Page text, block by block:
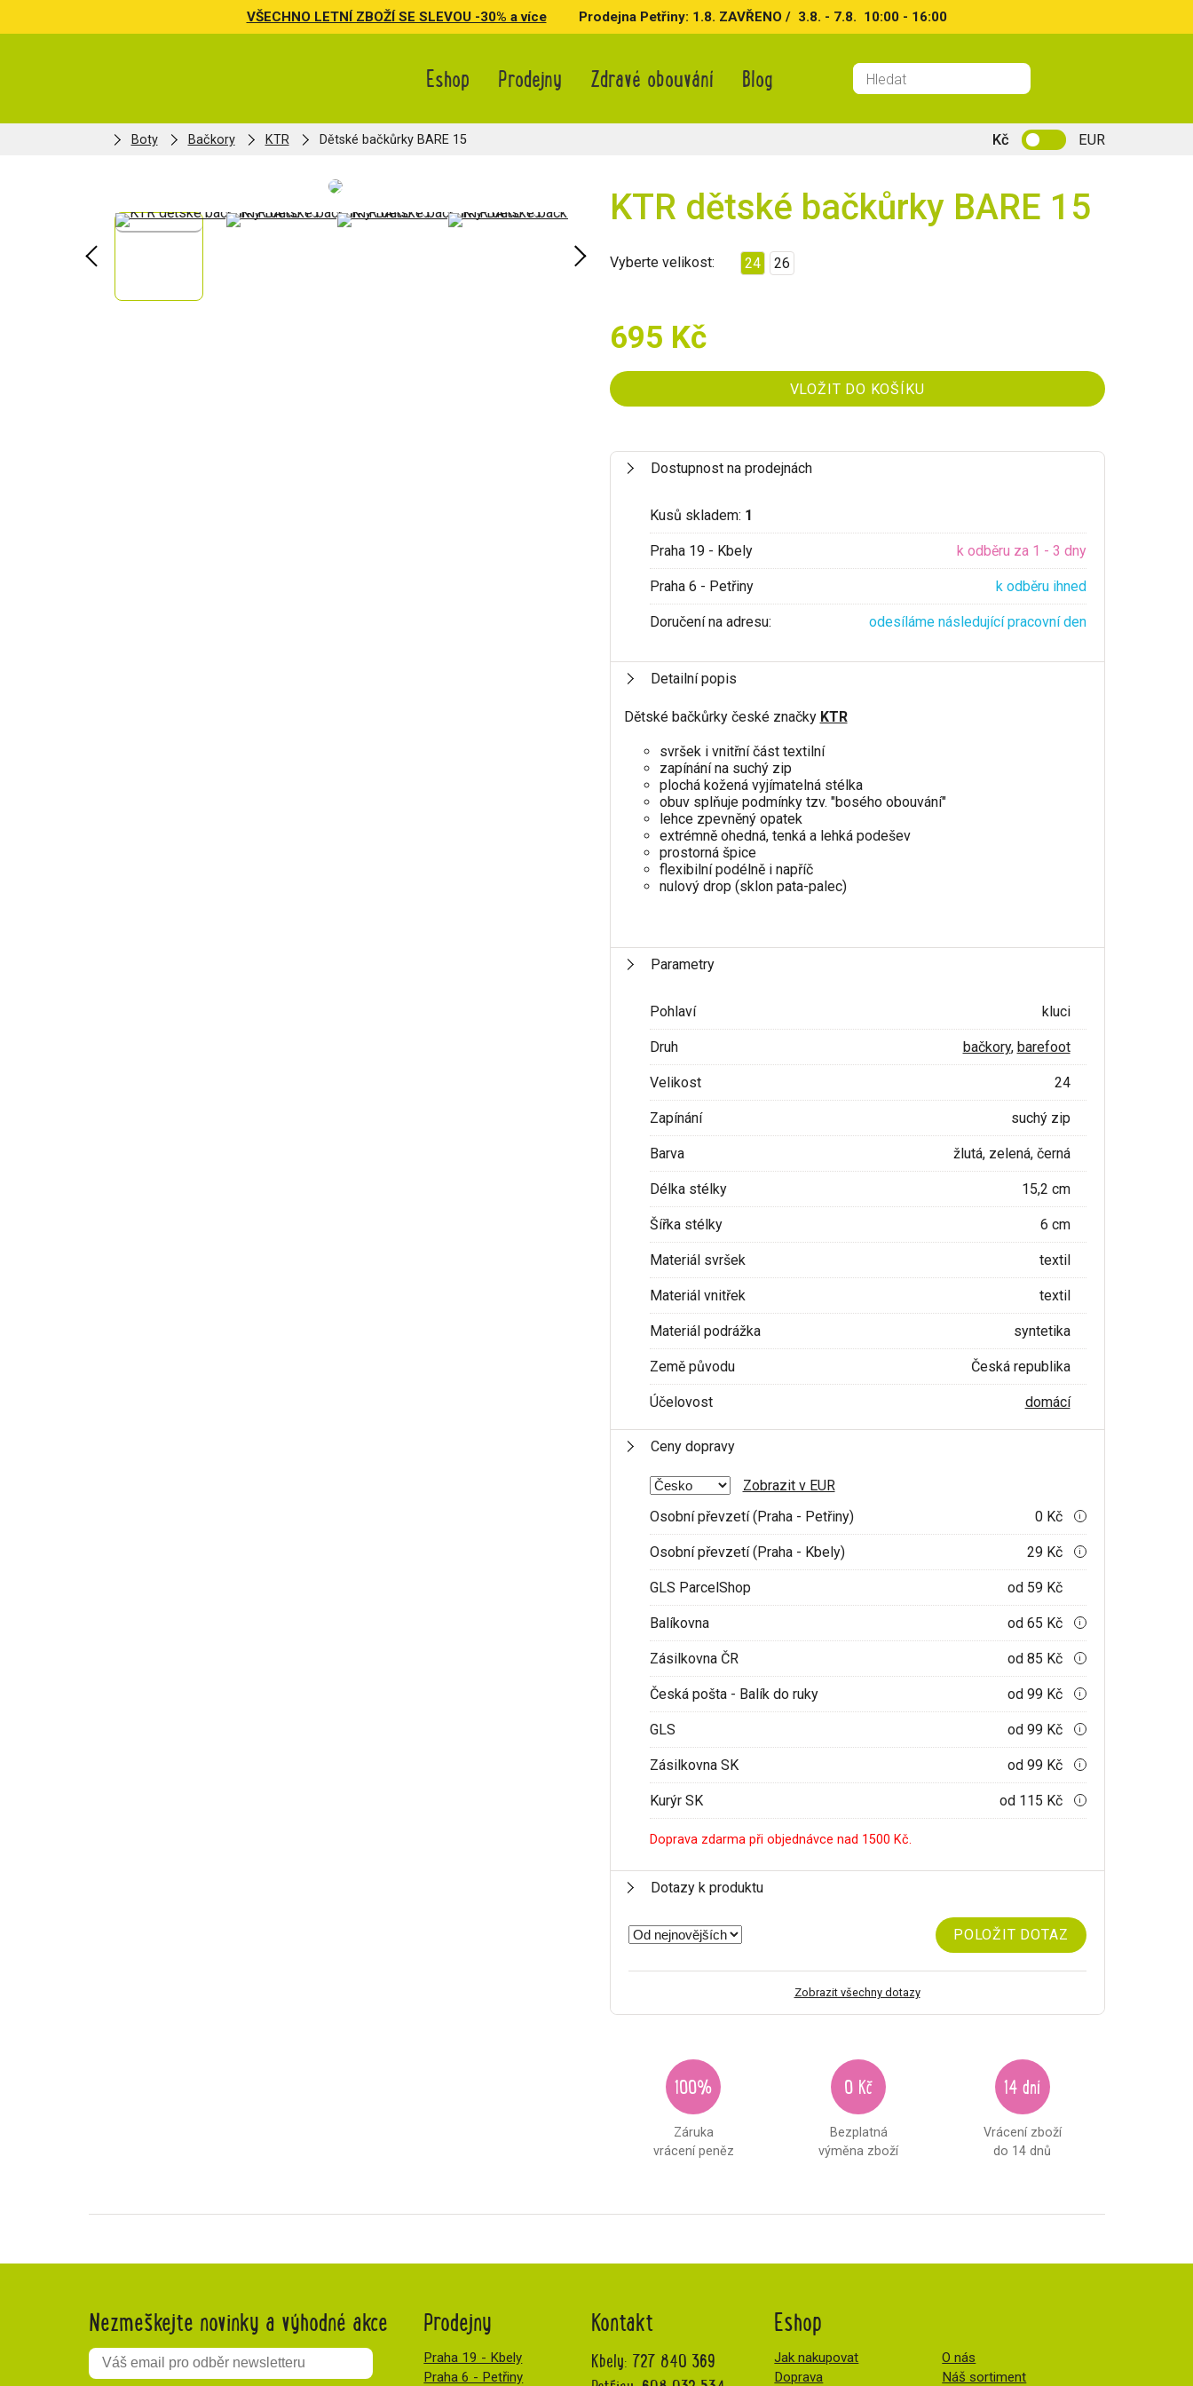
VŠECHNO LETNÍ ZBOŽÍ SE SLEVOU -30% a více Prodejna Petřiny: 1.8. ZAVŘENO / 3.8. - 7.8. 10:00 - 16:00
Eshop Prodejny Zdravé obouvání Blog
Boty Bačkory KTR Dětské bačkůrky BARE 15 Kč EUR
KTR dětské bačkůrky BARE 15
Vyberte velikost: 24 26
695 Kč
Dostupnost na prodejnách
Kusů skladem: 1
Praha 19 - Kbely k odběru za 1 - 3 dny
Praha 6 - Petřiny k odběru ihned
Doručení na adresu: odesíláme následující pracovní den
Detailní popis
Dětské bačkůrky české značky KTR
svršek i vnitřní část textilní
zapínání na suchý zip
plochá kožená vyjímatelná stélka
obuv splňuje podmínky tzv. "bosého obouvání"
lehce zpevněný opatek
extrémně ohedná, tenká a lehká podešev
prostorná špice
flexibilní podélně i napříč
nulový drop (sklon pata-palec)
Parametry
Pohlaví kluci
Druh bačkory, barefoot
Velikost 24
Zapínání suchý zip
Barva žlutá, zelená, černá
Délka stélky 15,2 cm
Šířka stélky 6 cm
Materiál svršek textil
Materiál vnitřek textil
Materiál podrážka syntetika
Země původu Česká republika
Účelovost domácí
Ceny dopravy
Zobrazit v EUR
Osobní převzetí (Praha - Petřiny)
0 Kč i
Osobní převzetí (Praha - Kbely) 29 Kč i
GLS ParcelShop od 59 Kč
Balíkovna od 65 Kč i
Zásilkovna ČR od 85 Kč i
Česká pošta - Balík do ruky od 99 Kč i
GLS od 99 Kč i
Zásilkovna SK od 99 Kč i
Kurýr SK od 115 Kč i
Doprava zdarma při objednávce nad 1500 Kč.
Dotazy k produktu
POLOŽIT DOTAZ
Zobrazit všechny dotazy
100%
Záruka
vrácení peněz
0 Kč
Bezplatná
výměna zboží
14 dní
Vrácení zboží
do 14 dnů
Nezmeškejte novinky a výhodné akce Prodejny
Praha 19 - Kbely
Praha 6 - Petřiny
Kontakt
Kbely: 727 840 369
Eshop
Jak nakupovat
Doprava
O nás
Náš sortiment